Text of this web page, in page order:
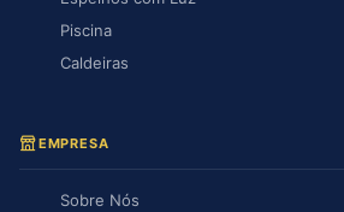
Piscina
Caldeiras
EMPRESA
Sobre Nós